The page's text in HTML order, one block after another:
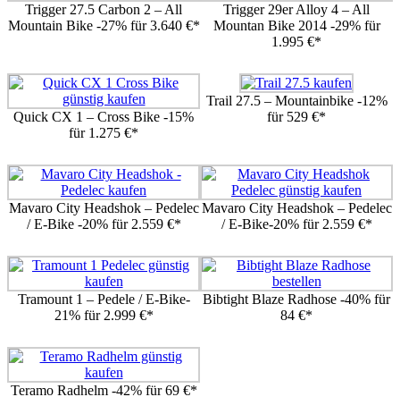
Trigger 27.5 Carbon 2 – All
Mountain Bike -27% für 3.640 €*
Trigger 29er Alloy 4 – All
Mountan Bike 2014 -29% für
1.995 €*
Quick CX 1 – Cross Bike -15%
für 1.275 €*
Trail 27.5 – Mountainbike -12%
für 529 €*
Mavaro City Headshok – Pedelec
/ E-Bike -20% für 2.559 €*
Mavaro City Headshok – Pedelec
/ E-Bike-20% für 2.559 €*
Tramount 1 – Pedele / E-Bike-
21% für 2.999 €*
Bibtight Blaze Radhose -40% für
84 €*
Teramo Radhelm -42% für 69 €*